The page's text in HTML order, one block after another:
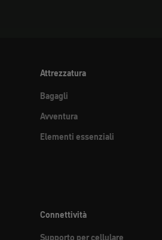
Attrezzatura
Bagagli
Avventura
Elementi essenziali
Connettività
Supporto per cellulare